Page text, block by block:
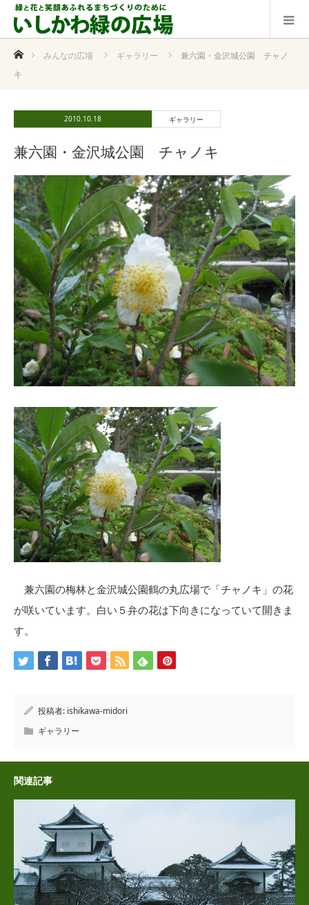
ホームみんなの広場 ギャラリー
兼六園・金沢城公園 チャノ
キ
2010.10.18 ギャラリー
兼六園・金沢城公園 チャノキ
兼六園の梅林と金沢城公園鶴の丸広場で「チャノキ」の花
が咲いています。白い５弁の花は下向きになっていて開きま
す。
投稿者: ishikawa-midori
ギャラリー
関連記事